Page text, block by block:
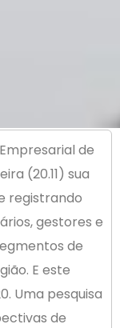
de
(20.11) sua
registrando
gestores e
de
E este
Uma pesquisa
de